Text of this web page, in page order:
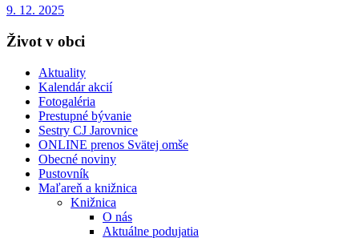
9. 12. 2025
Život v obci
Aktuality
Kalendár akcií
Fotogaléria
Prestupné bývanie
Sestry CJ Jarovnice
ONLINE prenos Svätej omše
Obecné noviny
Pustovník
Maľareň a knižnica
Knižnica
O nás
Aktuálne podujatia